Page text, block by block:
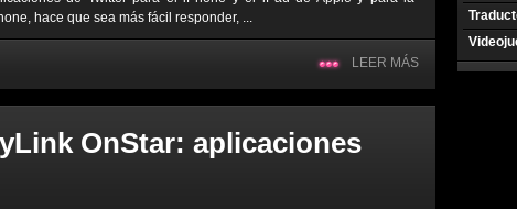
hace que sea más fácil responder, ...
LEER MÁS
OnStar: aplicaciones